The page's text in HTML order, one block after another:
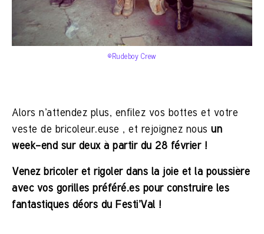
©Rudeboy Crew
Alors n’attendez plus, enfilez vos bottes et votre
veste de bricoleur.euse , et rejoignez nous un
week-end sur deux à partir du 28 février !
Venez bricoler et rigoler dans la joie et la poussière
avec vos gorilles préféré.es pour construire les
fantastiques déors du Festi’Val !